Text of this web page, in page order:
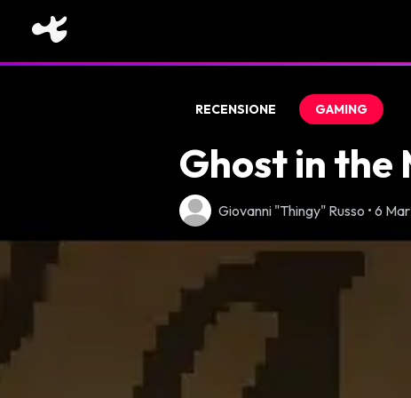
RECENSIONE GAMING
Ghost in the
Giovanni "Thingy" Russo • 6